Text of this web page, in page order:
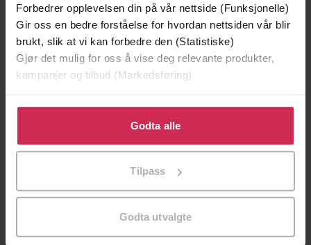
Forbedrer opplevelsen din på vår nettside (Funksjonelle)
Gir oss en bedre forståelse for hvordan nettsiden vår blir
brukt, slik at vi kan forbedre den (Statistiske)
Gjør det mulig for oss å vise deg relevante produkter,
kampanjer og tilbud (Markedsføring)
Klikk på «Godta alle» for å gi oss ditt samtykke til å
bruke cookies for alle disse formålene. Du kan også
tilpasse ditt samtykke til spesifikke formål ved å klikke
Godta alle
Tilpass
Godta utvalgte
En lykkelig familie
Stian Hjelvin Andersen
Gater jeg har levd